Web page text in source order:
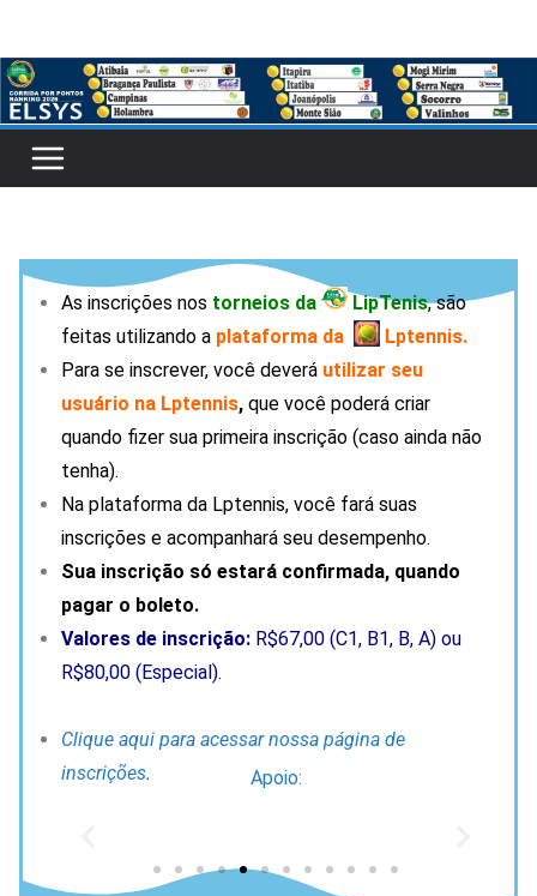
As inscrições nos torneios da LipTenis, são
feitas utilizando a plataforma da
Lptennis.
Para se inscrever, você deverá utilizar seu
usuário na Lptennis, que você poderá criar
quando fizer sua primeira inscrição (caso ainda não
tenha).
Na plataforma da Lptennis, você fará suas
inscrições e acompanhará seu desempenho.
Sua inscrição só estará confirmada, quando
pagar o boleto.
Valores de inscrição: R$67,00 (C1, B1, B, A) ou
R$80,00 (Especial).
Clique aqui para acessar nossa página de
inscrições. Apoio: